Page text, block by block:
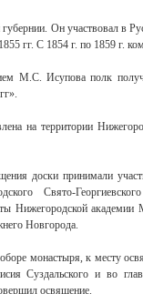
Он участвовал в
гг. С 1854 г. по 1859 г.
М.С. Исупова полк
на территории
доски принимали
Свято-
Нижегородской
Новгорода.
монастыря, к месту
Суздальского и во
освящение.